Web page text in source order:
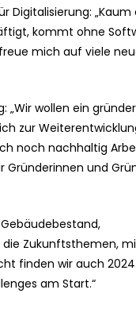
kommt ohne
mich auf viele
„Wir wollen ein
zur
noch nachhaltig
Gründerinnen und
Zukunftsthemen,
finden wir auch
am Start.“